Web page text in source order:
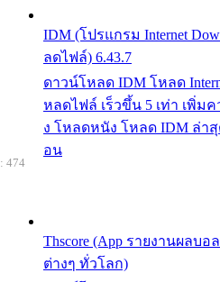
IDM (โปรแกรม Internet
ลดไฟล์) 6.43.7
ดาวน์โหลด IDM โหลด
หลดไฟล์ เร็วขึ้น 5 เท่า เพิ่ม
ง โหลดหนัง โหลด IDM ล่าสุ
อน
Thscore (App รายงานผลบ
ต่างๆ ทั่วโลก)
474